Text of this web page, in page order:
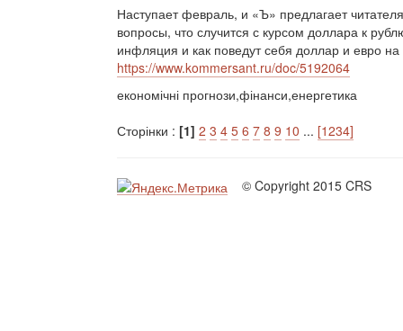
Наступает февраль, и «Ъ» предлагает
вопросы, что случится с курсом доллара к
инфляция и как поведут себя доллар и евро
https://www.kommersant.ru/doc/5192064
економічні прогнози,фінанси,енергетика
Сторінки : [1] 2 3 4 5 6 7 8 9 10 ... [1234]
© Copyright 2015 CRS